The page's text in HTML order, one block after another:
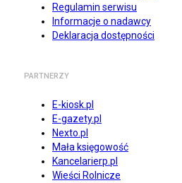
Regulamin serwisu
Informacje o nadawcy
Deklaracja dostępności
PARTNERZY
E-kiosk.pl
E-gazety.pl
Nexto.pl
Mała księgowość
Kancelarierp.pl
Wieści Rolnicze